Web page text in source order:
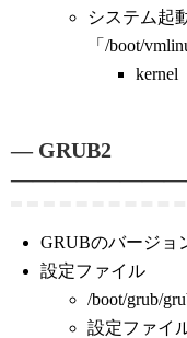
システム起
「/boot/
kernel
— GRUB2
GRUBのバージョ
設定ファイル
/boot/grub/
設定ファイ